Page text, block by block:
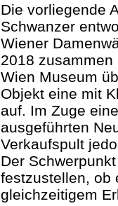
Die vorliegende
Schwanzer
Wiener
2018
Wien Museum
Objekt eine mit
auf. Im Zuge
ausgeführten
Verkaufspult
Der
festzustellen, ob
gleichzeitigem